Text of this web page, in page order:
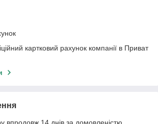
картковий рахунок компанії в Приват